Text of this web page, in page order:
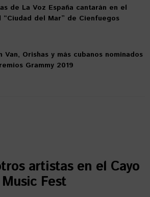
de La Voz España cantarán en el
“Ciudad del Mar” de Cienfuegos
Van, Orishas y más cubanos nominados
Grammy 2019
artistas en el Cayo
Fest